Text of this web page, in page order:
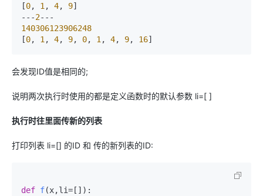
[0, 1 , 4, 9]
---2
140306123906248
[0, 1 , 4, 9, 0, 1 , 4, 9, 16]
会发现ID值是相同的;
说明两次执行时使用的都是定义函数时的默认参数 li=[ ]
执行时往里面传新的列表
打印列表 li=[] 的ID 和 传的新列表的ID:
def f(x,li=[] ):